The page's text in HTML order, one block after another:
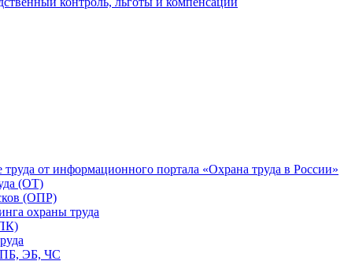
от информационного портала «Охрана труда в России»
(ОТ)
(ОПР)
охраны труда
ПБ, ЭБ, ЧС